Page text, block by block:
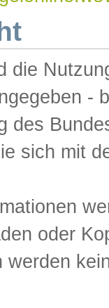
die
-
des
sich mit
oder
werden